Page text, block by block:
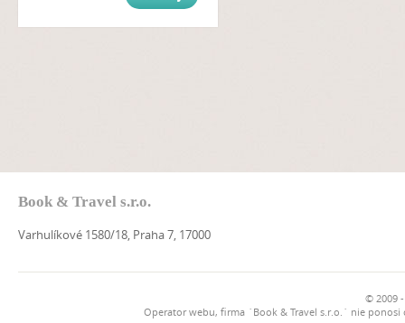
Book & Travel s.r.o.
Varhulíkové 1580/18, Praha 7, 17000
© 2009
Operator webu, firma `Book & Travel s.r.o.` nie